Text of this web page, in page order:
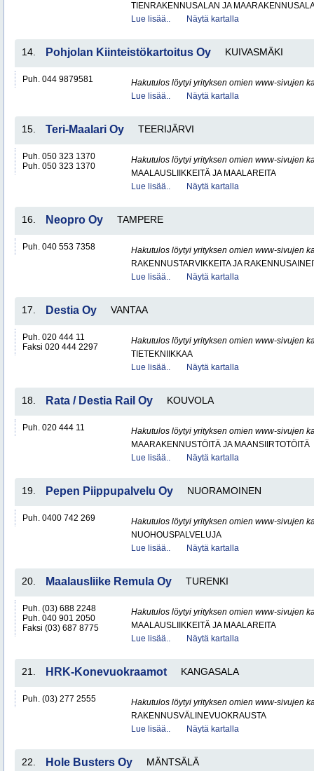
TIENRAKENNUSALAN JA
Lue lisää..
Näytä kartalla
14. Pohjolan Kiinteistökartoitus Oy KUIVASMÄKI
Puh. 044 9879581
Hakutulos löytyi yrityksen omien www-sivujen
Lue lisää..
Näytä kartalla
15. Teri-Maalari Oy TEERIJÄRVI
Puh. 050 323 1370
Puh. 050 323 1370
Hakutulos löytyi yrityksen omien www-sivujen
MAALAUSLIIKKEITÄ JA MAALAREITA
Lue lisää..
Näytä kartalla
16. Neopro Oy TAMPERE
Puh. 040 553 7358
Hakutulos löytyi yrityksen omien www-sivujen
RAKENNUSTARVIKKEITA JA
Lue lisää..
Näytä kartalla
17. Destia Oy VANTAA
Puh. 020 444 11
Faksi 020 444 2297
Hakutulos löytyi yrityksen omien www-sivujen
TIETEKNIIKKAA
Lue lisää..
Näytä kartalla
18. Rata / Destia Rail Oy KOUVOLA
Puh. 020 444 11
Hakutulos löytyi yrityksen omien www-sivujen
MAARAKENNUSTÖITÄ JA MAANSIIRTOTÖITÄ
Lue lisää..
Näytä kartalla
19. Pepen Piippupalvelu Oy NUORAMOINEN
Puh. 0400 742 269
Hakutulos löytyi yrityksen omien www-sivujen
NUOHOUSPALVELUJA
Lue lisää..
Näytä kartalla
20. Maalausliike Remula Oy TURENKI
Puh. (03) 688 2248
Puh. 040 901 2050
Faksi (03) 687 8775
Hakutulos löytyi yrityksen omien www-sivujen
MAALAUSLIIKKEITÄ JA MAALAREITA
Lue lisää..
Näytä kartalla
21. HRK-Konevuokraamot KANGASALA
Puh. (03) 277 2555
Hakutulos löytyi yrityksen omien www-sivujen
RAKENNUSVÄLINEVUOKRAUSTA
Lue lisää..
Näytä kartalla
22. Hole Busters Oy MÄNTSÄLÄ